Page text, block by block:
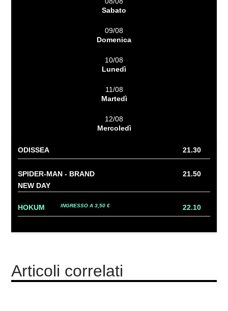
Sabato
09/08
Domenica
10/08
Lunedì
11/08
Martedì
12/08
Mercoledì
ODISSEA 21.30
SPIDER-MAN - BRAND
NEW DAY
21.50
HOKUM INGRESSO A 3,50 € 22.10
Articoli correlati